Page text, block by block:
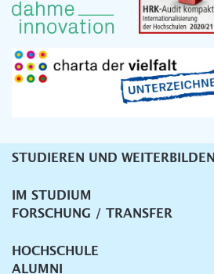
Unternavigation
STUDIEREN UND WEITERBILDEN
IM STUDIUM
FORSCHUNG / TRANSFER
HOCHSCHULE
ALUMNI